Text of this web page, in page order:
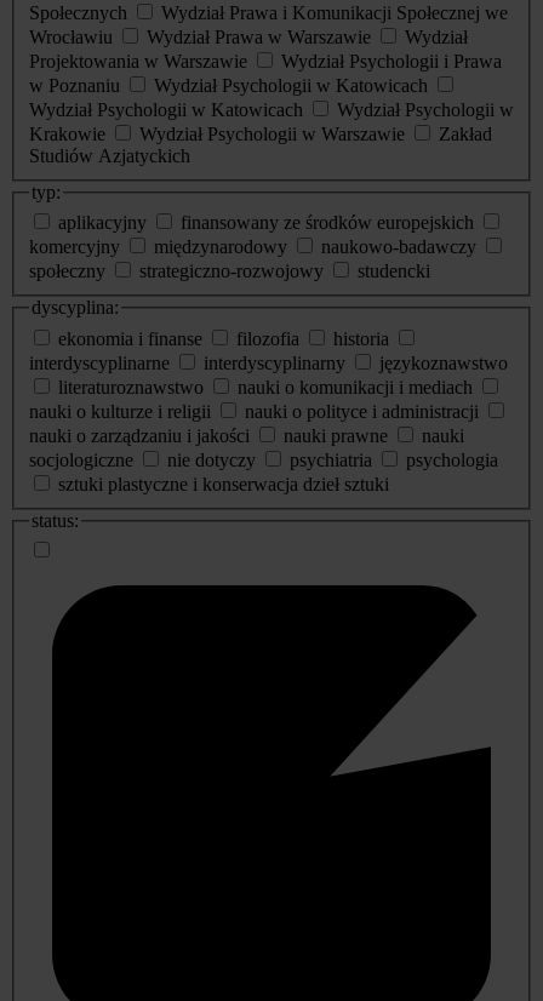
Społecznych
Wydział Prawa i Komunikacji Społecznej we
Wrocławiu
Wydział Prawa w Warszawie
Wydział
Projektowania w Warszawie
Wydział Psychologii i Prawa
w Poznaniu
Wydział Psychologii w Katowicach
Wydział Psychologii w Katowicach
Wydział Psychologii w
Krakowie
Wydział Psychologii w Warszawie
Zakład
Studiów Azjatyckich
typ:
aplikacyjny
finansowany ze środków europejskich
komercyjny
międzynarodowy
naukowo-badawczy
społeczny
strategiczno-rozwojowy
studencki
dyscyplina:
ekonomia i finanse
filozofia
historia
interdyscyplinarne
interdyscyplinarny
językoznawstwo
literaturoznawstwo
nauki o komunikacji i mediach
nauki o kulturze i religii
nauki o polityce i administracji
nauki o zarządzaniu i jakości
nauki prawne
nauki
socjologiczne
nie dotyczy psychiatria
psychologia
sztuki plastyczne i konserwacja dzieł sztuki
status: